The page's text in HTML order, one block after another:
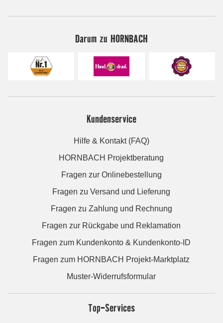
Darum zu HORNBACH
Kundenservice
Hilfe & Kontakt (FAQ)
HORNBACH Projektberatung
Fragen zur Onlinebestellung
Fragen zu Versand und Lieferung
Fragen zu Zahlung und Rechnung
Fragen zur Rückgabe und Reklamation
Fragen zum Kundenkonto & Kundenkonto-ID
Fragen zum HORNBACH Projekt-Marktplatz
Muster-Widerrufsformular
Top-Services